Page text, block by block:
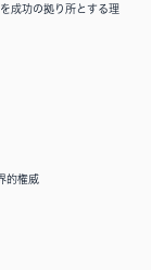
成功の拠り所とする理
的権威